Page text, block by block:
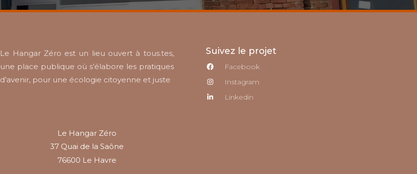
Le Hangar Zéro est un lieu ouvert à tous.tes,
une place publique où s’élabore les pratiques
d’avenir, pour une écologie citoyenne et juste
Suivez le projet
Facebook
Instagram
Linkedin
Le Hangar Zéro
37 Quai de la Saône
76600 Le Havre